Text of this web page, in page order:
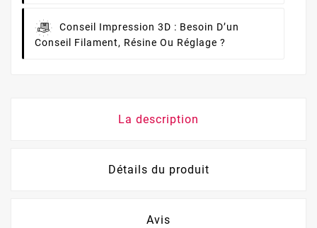
Conseil Impression 3D : Besoin D’un
Conseil Filament, Résine Ou Réglage ?
La description
Détails du produit
Avis